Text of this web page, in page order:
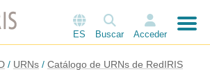
ES Buscar Acceder
URNs Catálogo de URNs de RedIRIS